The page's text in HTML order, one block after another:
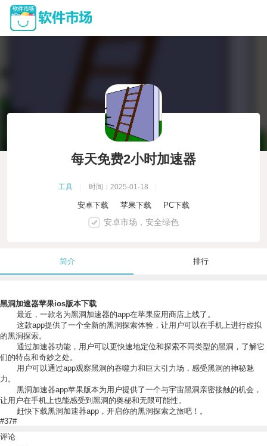
每天免费2小时加速器
工具 时间：2025-01-18
安卓下载 苹果下载 PC下载
安卓市场，安全绿色
简介 排行
黑洞加速器苹果ios版本下载
最近，一款名为黑洞加速器的app在苹果应用商店上线了。
这款app提供了一个全新的黑洞探索体验，让用户可以在手机上进行虚拟
的黑洞探索。
通过加速器功能，用户可以更快速地定位和探索不同类型的黑洞，了解它
们的特点和奇妙之处。
用户可以通过app观察黑洞的吞噬力和巨大引力场，感受黑洞的神秘魅
力。
黑洞加速器app苹果版本为用户提供了一个与宇宙黑洞亲密接触的机会，
让用户在手机上也能感受到黑洞的奥秘和无限可能性。
赶快下载黑洞加速器app，开启你的黑洞探索之旅吧！。
#37#
评论